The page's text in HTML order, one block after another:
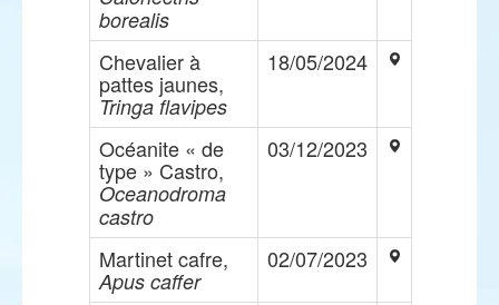
borealis
Chevalier à
pattes jaunes,
Tringa flavipes
18/05/2024
Océanite « de
type » Castro,
Oceanodroma
castro
03/12/2023
Martinet cafre,
Apus caffer
02/07/2023